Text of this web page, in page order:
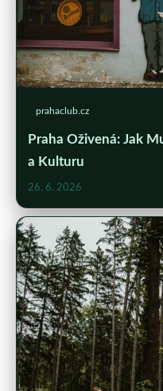
prahaclub.cz
Praha Oživená: Jak
a Kulturu
26. 6. 2026